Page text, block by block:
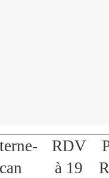
RDV
à 19